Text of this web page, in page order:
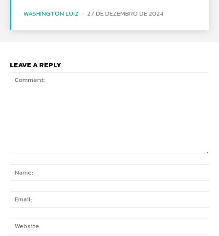
WASHINGTON LUIZ - 27 DE DEZEMBRO DE 2024
LEAVE A REPLY